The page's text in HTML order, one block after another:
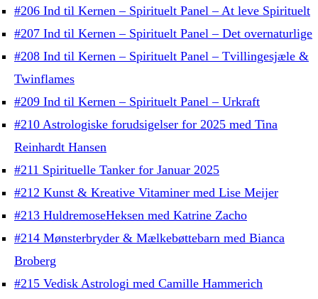
#206 Ind til Kernen – Spirituelt Panel – At leve Spirituelt
#207 Ind til Kernen – Spirituelt Panel – Det overnaturlige
#208 Ind til Kernen – Spirituelt Panel – Tvillingesjæle &
Twinflames
#209 Ind til Kernen – Spirituelt Panel – Urkraft
#210 Astrologiske forudsigelser for 2025 med Tina
Reinhardt Hansen
#211 Spirituelle Tanker for Januar 2025
#212 Kunst & Kreative Vitaminer med Lise Meijer
#213 HuldremoseHeksen med Katrine Zacho
#214 Mønsterbryder & Mælkebøttebarn med Bianca
Broberg
#215 Vedisk Astrologi med Camille Hammerich